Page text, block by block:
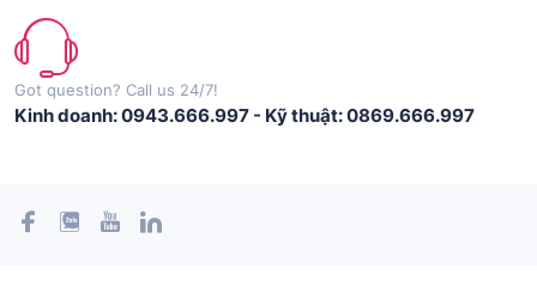
Got question? Call us 24/7!
Kinh doanh: 0943.666.997 - Kỹ thuật: 0869.666.997